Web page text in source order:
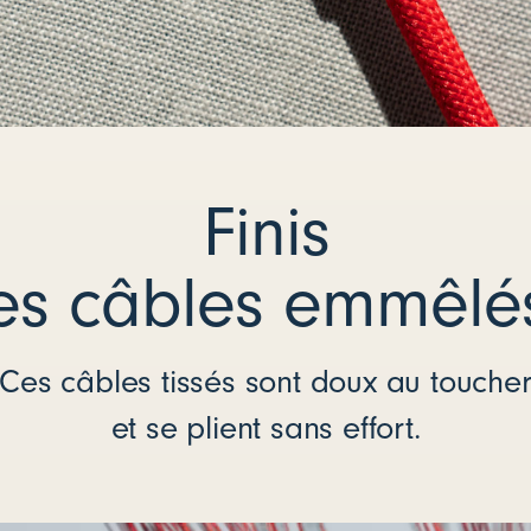
Finis
câbles
Ces câbles tissés sont doux au toucher
et se plient sans effort.